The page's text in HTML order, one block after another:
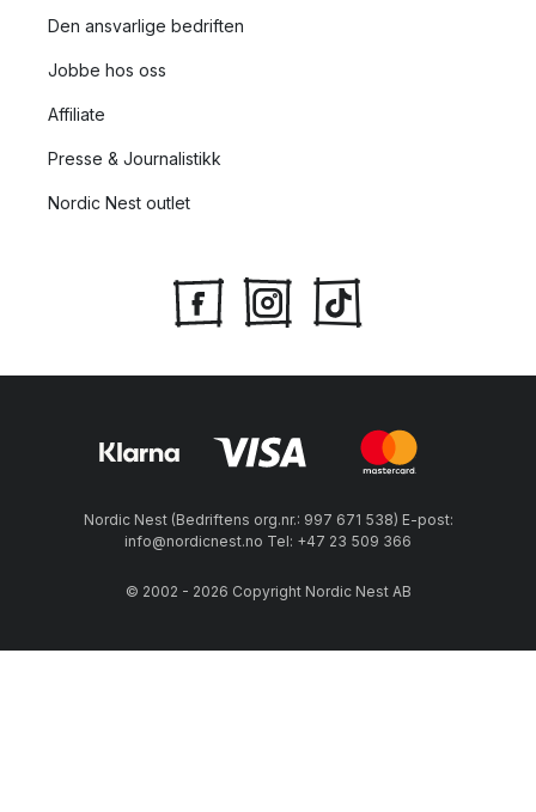
Den ansvarlige bedriften
Jobbe hos oss
Affiliate
Presse & Journalistikk
Nordic Nest outlet
Nordic Nest (Bedriftens org.nr.: 997 671 538) E-post:
info@nordicnest.no Tel: +47 23 509 366
© 2002 - 2026 Copyright Nordic Nest AB